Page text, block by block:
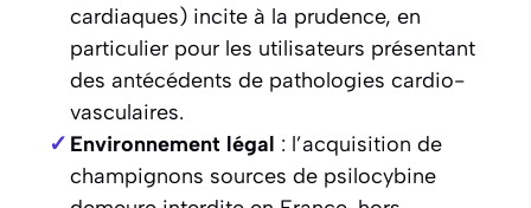
cardiaques) incite à la prudence, en
particulier pour les utilisateurs présentant
des antécédents de pathologies cardio-
vasculaires.
Environnement légal : l’acquisition de
champignons sources de psilocybine